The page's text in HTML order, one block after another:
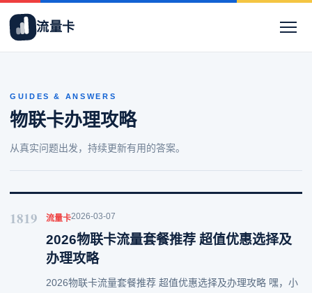
流量卡
GUIDES & ANSWERS
物联卡办理攻略
从真实问题出发，持续更新有用的答案。
1819 流量卡2026-03-07
2026物联卡流量套餐推荐 超值优惠选择及
办理攻略
2026物联卡流量套餐推荐 超值优惠选择及办理攻略 嘿，小